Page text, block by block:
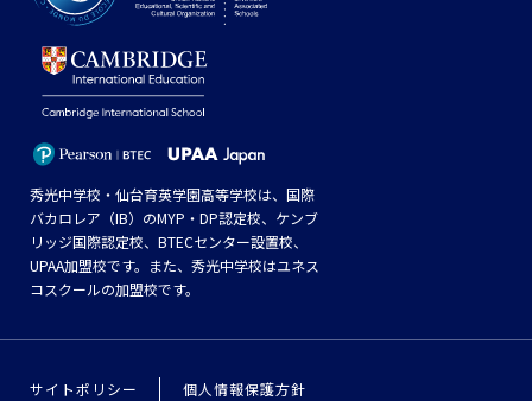
秀光中学校・仙台育英学園高等学校は、国際
バカロレア（IB）のMYP・DP認定校、ケンブ
リッジ国際認定校、BTECセンター設置校、
UPAA加盟校です。また、秀光中学校はユネス
コスクールの加盟校です。
サイトポリシー 個人情報保護方針